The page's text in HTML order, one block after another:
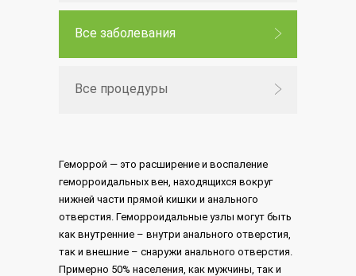
Все заболевания
Все процедуры
Геморрой — это расширение и воспаление
геморроидальных вен, находящихся вокруг
нижней части прямой кишки и анального
отверстия. Геморроидальные узлы могут быть
как внутренние – внутри анального отверстия,
так и внешние – снаружи анального отверстия.
Примерно 50% населения, как мужчины, так и